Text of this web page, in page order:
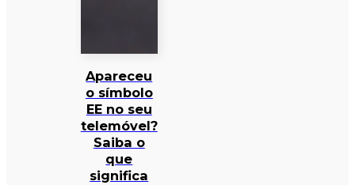
Apareceu
o símbolo
EE no seu
telemóvel?
Saiba o
que
significa